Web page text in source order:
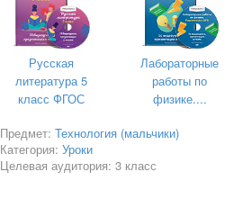
Қабат-қабат қаттама, ақылың
Русская
литература 5
класс ФГОС
Лабораторные
работы по
физике....
Предмет:Технология (мальчики)
Категория:Уроки
Целевая аудитория: 3 класс